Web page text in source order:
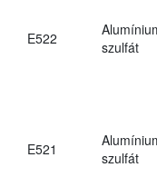
E522
szulfát
E521
szulfát